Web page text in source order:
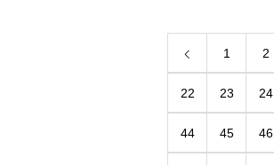
1 2
22 23 24
44 45 46